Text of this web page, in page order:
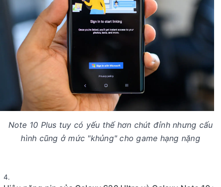
Note 10 Plus tuy có yếu thế hơn chút đỉnh nhưng cấu
hình cũng ở mức "khủng" cho game hạng nặng